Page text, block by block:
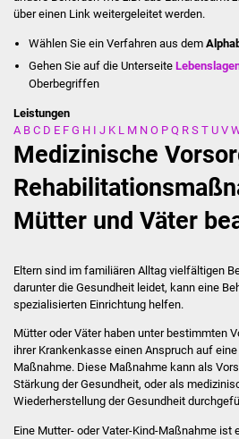
über einen Link weitergeleitet werden.
Wählen Sie ein Verfahren aus dem
Gehen Sie auf die Unterseite
Oberbegriffen
Leistungen
A B C D E F G H I J K L M N O P Q R S T U V
Medizinische
Mütter und Väter
Eltern sind im familiären Alltag vielfältigen
darunter die Gesundheit leidet, kann eine
spezialisierten Einrichtung helfen.
Mütter oder Väter haben unter bestimmten
ihrer Krankenkasse einen Anspruch auf
Maßnahme. Diese Maßnahme kann als
Stärkung der Gesundheit, oder als
Wiederherstellung der Gesundheit
Eine Mutter- oder Vater-Kind-Maßnahme ist